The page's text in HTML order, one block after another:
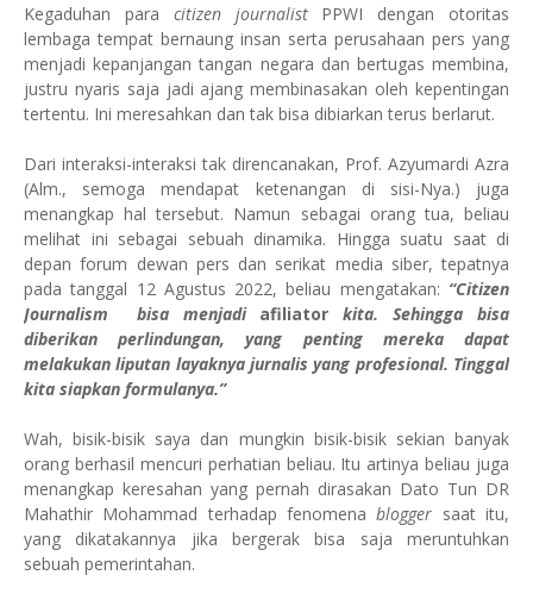
Kegaduhan para citizen journalistPPWI dengan otoritas
lembaga tempat bernaung insan serta perusahaan pers yang
menjadi kepanjangan tangan negara dan bertugas membina,
justru nyaris saja jadi ajang membinasakan oleh kepentingan
tertentu. Ini meresahkan dan tak bisa dibiarkan terus berlarut.
Dari interaksi-interaksi tak direncanakan, Prof. Azyumardi Azra
(Alm., semoga mendapat ketenangan di sisi-Nya.) juga
menangkap hal tersebut. Namun sebagai orang tua, beliau
melihat ini sebagai sebuah dinamika. Hingga suatu saat di
depan forum dewan pers dan serikat media siber, tepatnya
pada tanggal 12 Agustus 2022, beliau mengatakan: “Citizen
Journalism bisa menjadi afiliator kita. Sehingga bisa
diberikan perlindungan, yang penting mereka dapat
melakukan liputan layaknya jurnalis yang profesional. Tinggal
kita siapkan formulanya.”
Wah, bisik-bisik saya dan mungkin bisik-bisik sekian banyak
orang berhasil mencuri perhatian beliau. Itu artinya beliau juga
menangkap keresahan yang pernah dirasakan Dato Tun DR
Mahathir Mohammad terhadap fenomenablogger saat itu,
yang dikatakannya jika bergerak bisa saja meruntuhkan
sebuah pemerintahan.